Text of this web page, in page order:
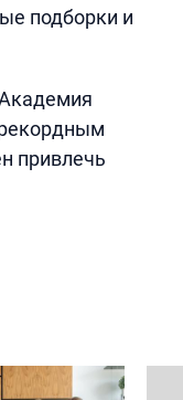
подборки и
привлечь